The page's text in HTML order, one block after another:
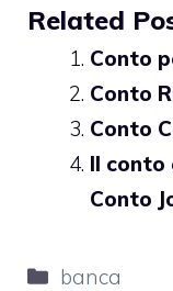
Related
Conto
Conto
Conto
Il conto
Conto
Categorie
banca